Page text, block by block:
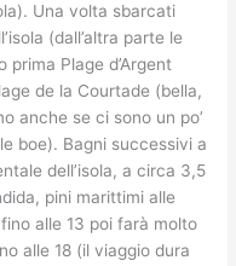
Una volta sbarcati
(dall’altra parte le
Plage d’Argent
de la Courtade (bella,
anche se ci sono un po’
boe). Bagni successivi a
dell’isola, a circa 3,5
pini marittimi alle
alle 13 poi farà molto
alle 18 (il viaggio dura